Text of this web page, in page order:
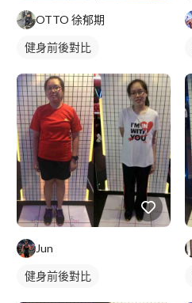
OTTO 徐郁期
健身前後對比
Jun
健身前後對比